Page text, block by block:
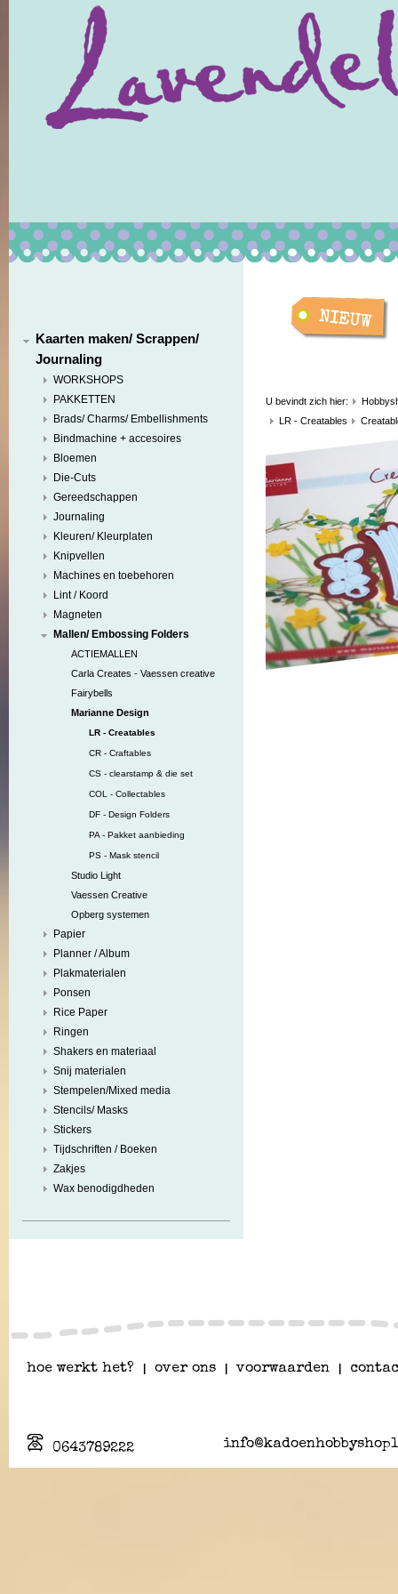
Kaarten maken/ Scrappen/
Journaling
WORKSHOPS
PAKKETTEN
Brads/ Charms/ Embellishments
Bindmachine + accesoires
Bloemen
Die-Cuts
Gereedschappen
Journaling
Kleuren/ Kleurplaten
Knipvellen
Machines en toebehoren
Lint / Koord
Magneten
Mallen/ Embossing Folders
ACTIEMALLEN
Carla Creates - Vaessen creative
Fairybells
Marianne Design
LR - Creatables
CR - Craftables
CS - clearstamp & die set
COL - Collectables
DF - Design Folders
PA - Pakket aanbieding
PS - Mask stencil
Studio Light
Vaessen Creative
Opberg systemen
Papier
Planner / Album
Plakmaterialen
Ponsen
Rice Paper
Ringen
Shakers en materiaal
Snij materialen
Stempelen/Mixed media
Stencils/ Masks
Stickers
Tijdschriften / Boeken
Zakjes
Wax benodigdheden
U bevindt zich hier:
LR - Creatables
hoe werkt het? over ons voorwaarden
0643789222